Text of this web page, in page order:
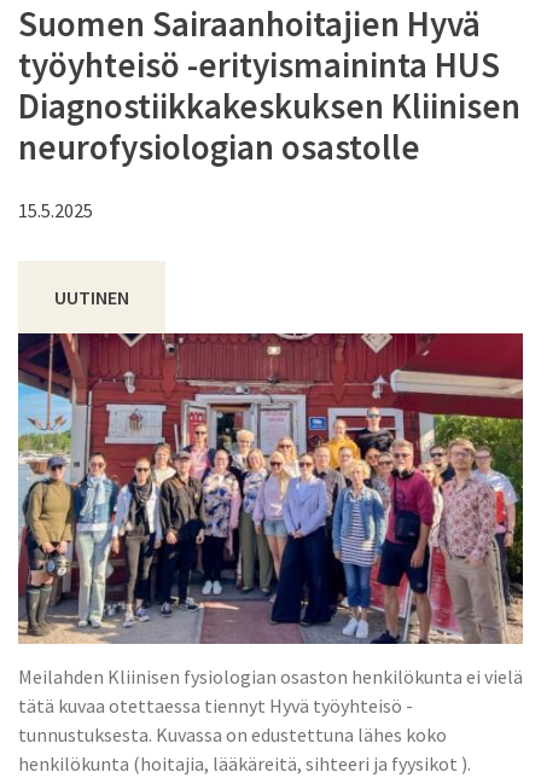
Suomen Sairaanhoitajien Hyvä
työyhteisö -erityismaininta HUS
Diagnostiikkakeskuksen Kliinisen
neurofysiologian osastolle
15.5.2025
UUTINEN
Meilahden Kliinisen fysiologian osaston henkilökunta ei vielä
tätä kuvaa otettaessa tiennyt Hyvä työyhteisö -
tunnustuksesta. Kuvassa on edustettuna lähes koko
henkilökunta (hoitajia, lääkäreitä, sihteeri ja fyysikot ).